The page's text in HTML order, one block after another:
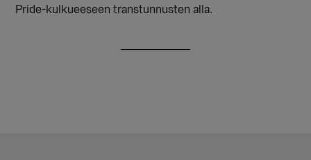
Pride-kulkueeseen transtunnusten alla.